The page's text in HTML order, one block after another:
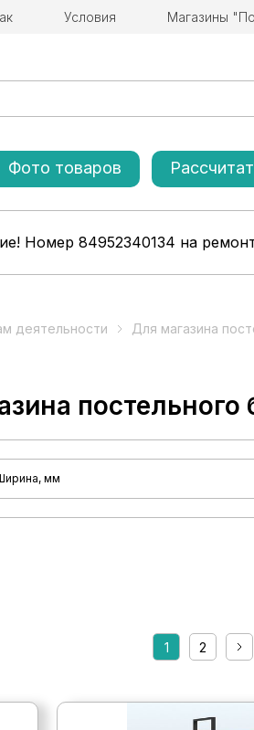
Условия Магазины
Фото товаров
Номер 84952340134 на
деятельности Для магазина
постельного
мм
1 2